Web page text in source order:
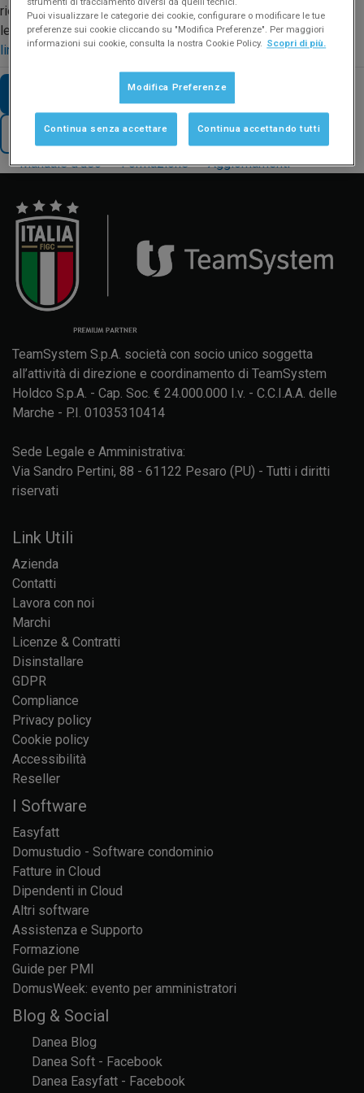
riempito automaticamente dal programma una volta depositate
le Riba. Per tutti i dettagli guarda il video disponibile aquesto
link
VAI AD ALTRE FAQ SUL TEMA
TORNA AL SUPPORTO
Manuale d'uso Formazione Aggiornamenti
TeamSystem S.p.A. società con socio unico soggetta
all’attività di direzione e coordinamento di TeamSystem
Holdco S.p.A. - Cap. Soc. € 24.000.000 I.v. - C.C.I.A.A. delle
Marche - P.I. 01035310414
Sede Legale e Amministrativa:
Via Sandro Pertini, 88 - 61122 Pesaro (PU) - Tutti i diritti
riservati
Link Utili
Azienda
Contatti
Lavora con noi
Marchi
Licenze & Contratti
Disinstallare
GDPR
Compliance
Privacy policy
Cookie policy
Accessibilità
Reseller
I Software
Easyfatt
Domustudio - Software condominio
Fatture in Cloud
Dipendenti in Cloud
Altri software
Assistenza e Supporto
Formazione
Guide per PMI
DomusWeek: evento per amministratori
Blog & Social
Danea Blog
Danea Soft - Facebook
Danea Easyfatt - Facebook
Puoi visualizzare le categorie dei cookie, configurare o modificare le tue
preferenze sui cookie cliccando su "Modifica Preferenze". Per maggiori
informazioni sui cookie, consulta la nostra Cookie Policy. Scopri di più.
Modifica Preferenze
Continua senza accettare Continua accettando tutti